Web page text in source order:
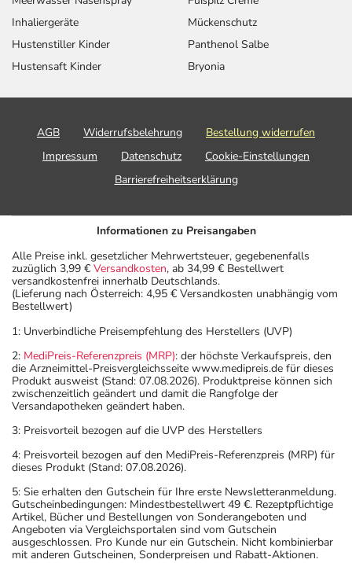
Inhaliergeräte
Hustenstiller Kinder
Hustensaft Kinder
Mückenschutz
Panthenol Salbe
Bryonia
AGB Widerrufsbelehrung
Bestellung widerrufen
Impressum
Datenschutz
Cookie-Einstellungen
Barrierefreiheitserklärung
Informationen zu Preisangaben
Alle Preise inkl. gesetzlicher Mehrwertsteuer, gegebenenfalls
zuzüglich 3,99 € Versandkosten, ab 34,99 € Bestellwert
versandkostenfrei innerhalb Deutschlands.
(Lieferung nach Österreich: 4,95 € Versandkosten unabhängig vom
Bestellwert)
1: Unverbindliche Preisempfehlung des Herstellers (UVP)
2: MediPreis-Referenzpreis (MRP): der höchste Verkaufspreis, den
die Arzneimittel-Preisvergleichsseite www.medipreis.de für dieses
Produkt ausweist (Stand: 07.08.2026). Produktpreise können sich
zwischenzeitlich geändert und damit die Rangfolge der
Versandapotheken geändert haben.
3: Preisvorteil bezogen auf die UVP des Herstellers
4: Preisvorteil bezogen auf den MediPreis-Referenzpreis (MRP) für
dieses Produkt (Stand: 07.08.2026).
5: Sie erhalten den Gutschein für Ihre erste Newsletteranmeldung.
Gutscheinbedingungen: Mindestbestellwert 49 €. Rezeptpflichtige
Artikel, Bücher und Bestellungen von Sonderangeboten und
Angeboten via Vergleichsportalen sind vom Gutschein
ausgeschlossen. Pro Kunde nur ein Gutschein. Nicht kombinierbar
mit anderen Gutscheinen, Sonderpreisen und Rabatt-Aktionen.